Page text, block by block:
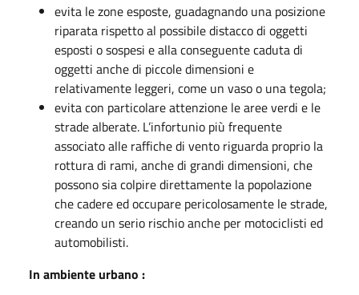
evita le zone esposte, guadagnando una posizione
riparata rispetto al possibile distacco di oggetti
esposti o sospesi e alla conseguente caduta di
oggetti anche di piccole dimensioni e
relativamente leggeri, come un vaso o una tegola;
evita con particolare attenzione le aree verdi e le
strade alberate. L’infortunio più frequente
associato alle raffiche di vento riguarda proprio la
rottura di rami, anche di grandi dimensioni, che
possono sia colpire direttamente la popolazione
che cadere ed occupare pericolosamente le strade,
creando un serio rischio anche per motociclisti ed
automobilisti.
In ambiente urbano :